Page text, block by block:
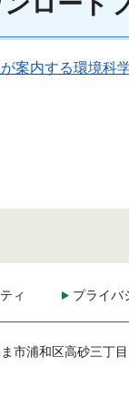
案内する環境科
ィ プライバ
市浦和区高砂三丁